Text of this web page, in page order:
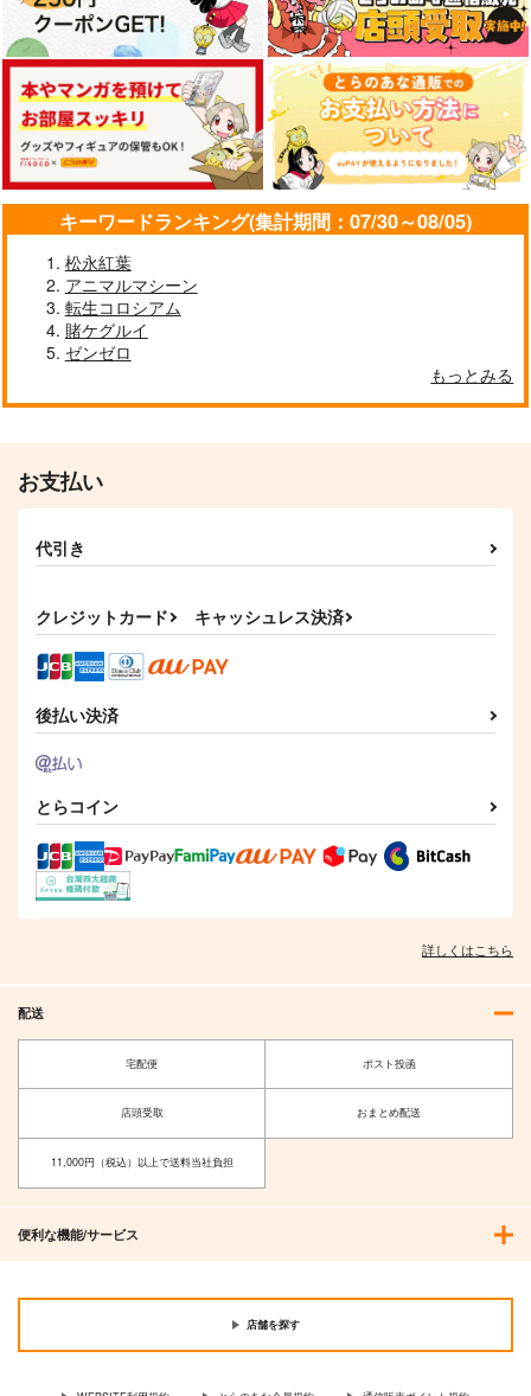
キーワードランキング(集計期間：07/30～08/05)
松永紅葉
アニマルマシーン
転生コロシアム
賭ケグルイ
ゼンゼロ
もっとみる
お支払い
代引き
クレジットカード キャッシュレス決済
後払い決済
とらコイン
詳しくはこちら
配送
宅配便 ポスト投函
店頭受取 おまとめ配送
11,000円（税込）以上で送料当社負担
便利な機能/サービス
店舗を探す